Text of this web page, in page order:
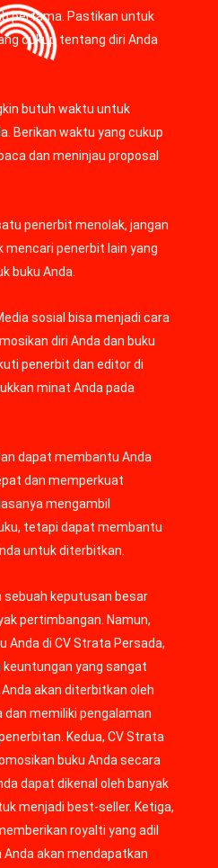
pertama. Pastikan untuk
cukup tentang diri Anda
butuh waktu untuk
Berikan waktu yang cukup
dan meninjau proposal
penerbit menolak, jangan
mencari penerbit lain yang
buku Anda.
sosial bisa menjadi cara
diri Anda dan buku
penerbit dan editor di
minat Anda pada
dapat membantu Anda
dan memperkuat
mengambil
tetapi dapat membantu
untuk diterbitkan.
sebuah keputusan besar
pertimbangan. Namun,
Anda di CV Strata Persada,
yang sangat
akan diterbitkan oleh
memiliki pengalaman
Kedua, CV Strata
buku Anda secara
dapat dikenal oleh banyak
menjadi best-seller. Ketiga,
royalti yang adil
Anda akan mendapatkan